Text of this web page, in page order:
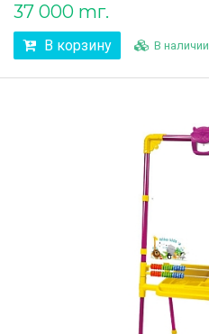
37 000 тг.
В корзину В наличии